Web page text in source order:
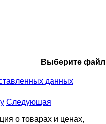
Выберите файл
данных
Следующая
о товарах и ценах,